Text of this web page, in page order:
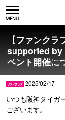
【ファンク
supported by
ベント開催に
2025/02/17
いつも阪神タイガ
ございます。